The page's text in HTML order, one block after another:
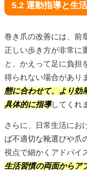
5.2 運動指導と生
巻き爪の改善には、前
正しい歩き方が非常に
と、かえって足に負担
得られない場合があり
態に合わせて、より効
具体的に指導してくれ
さらに、日常生活にお
ば不適切な靴選びや爪
視点で細かくアドバイ
生活習慣の両面からア